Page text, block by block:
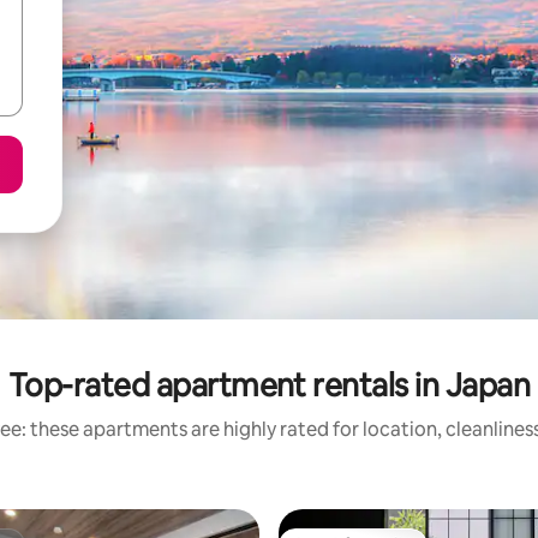
Top-rated apartment rentals in Japan
these apartments are highly rated for location,